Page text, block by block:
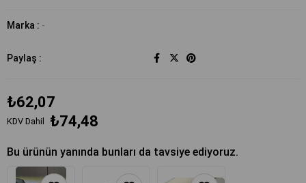
Marka : -
Paylaş :
₺62,07
KDV Dahil ₺74,48
Bu ürünün yanında bunları da tavsiye ediyoruz.